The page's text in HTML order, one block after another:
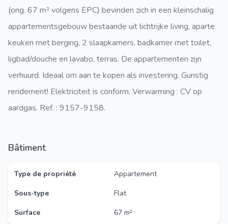
(ong. 67 m² volgens EPC) bevinden zich in een kleinschalig
appartementsgebouw bestaande uit lichtrijke living, aparte
keuken met berging, 2 slaapkamers, badkamer met toilet,
ligbad/douche en lavabo, terras. De appartementen zijn
verhuurd. Ideaal om aan te kopen als investering. Gunstig
rendement! Elektriciteit is conform. Verwarming : CV op
aardgas. Ref. : 9157-9158.
Bâtiment
Type de propriété
Appartement
Sous-type
Flat
Surface
67 m²